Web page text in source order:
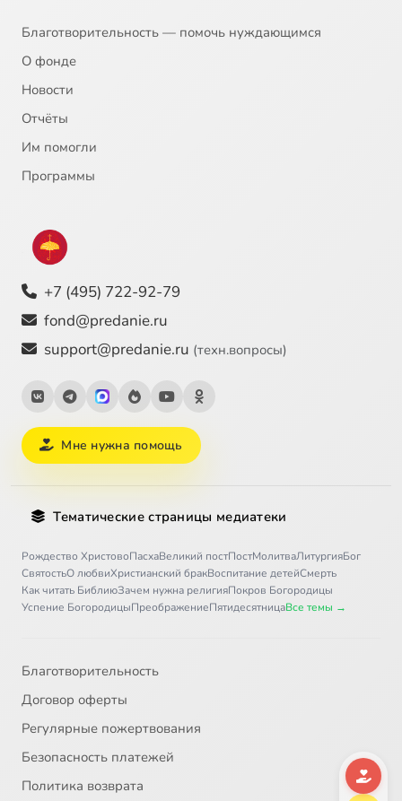
Благотворительность — помочь нуждающимся
О фонде
Новости
Отчёты
Им помогли
Программы
+7 (495) 722-92-79
fond@predanie.ru
support@predanie.ru (техн.вопросы)
Мне нужна помощь
Тематические страницы медиатеки
Рождество ХристовоПасхаВеликий постПостМолитваЛитургияБог
СвятостьО любвиХристианский бракВоспитание детейСмерть
Как читать БиблиюЗачем нужна религияПокров Богородицы
Успение БогородицыПреображениеПятидесятницаВсе темы →
Благотворительность
Договор оферты
Регулярные пожертвования
Безопасность платежей
Политика возврата